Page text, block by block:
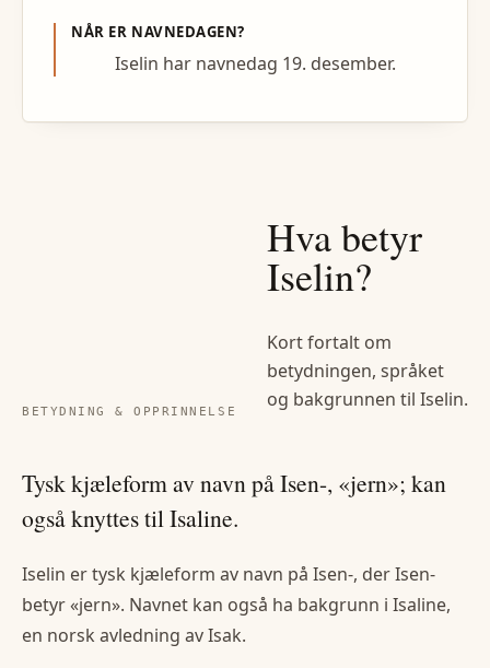
NÅR ER NAVNEDAGEN?
Iselin har navnedag 19. desember.
BETYDNING & OPPRINNELSE
Hva betyr
Iselin?
Kort fortalt om
betydningen, språket
og bakgrunnen til Iselin.
Tysk kjæleform av navn på Isen-, «jern»; kan
også knyttes til Isaline.
Iselin er tysk kjæleform av navn på Isen-, der Isen-
betyr «jern». Navnet kan også ha bakgrunn i Isaline,
en norsk avledning av Isak.